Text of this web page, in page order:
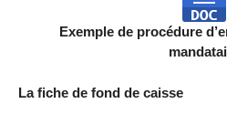
Exemple de procédure
La fiche de fond de caisse